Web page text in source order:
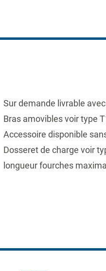
Sur demande livrable
Bras amovibles voir type
Accessoire disponible
Dosseret de charge voir
longueur fourches